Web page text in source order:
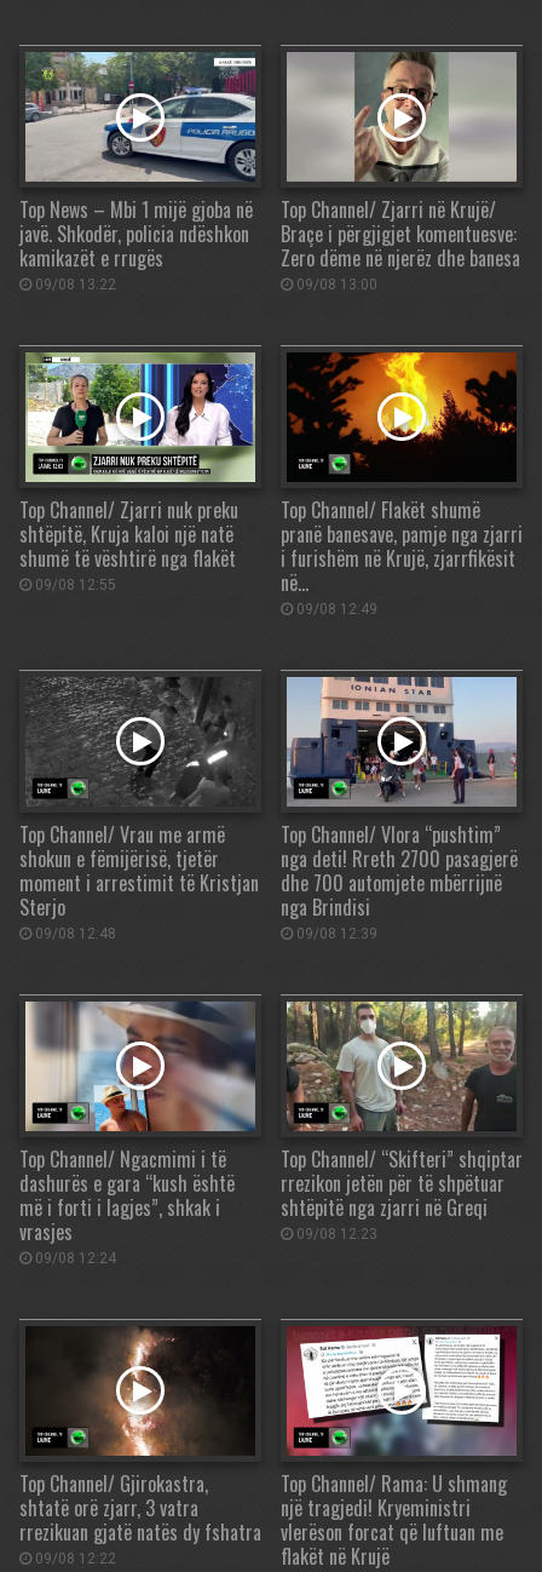
Top News – Mbi 1 mijë gjoba në
javë. Shkodër, policia ndëshkon
kamikazët e rrugës
09/08 13:22
Top Channel/ Zjarri në Krujë/
Braçe i përgjigjet komentuesve:
Zero dëme në njerëz dhe banesa
09/08 13:00
Top Channel/ Zjarri nuk preku
shtëpitë, Kruja kaloi një natë
shumë të vështirë nga flakët
09/08 12:55
Top Channel/ Flakët shumë
pranë banesave, pamje nga zjarri
i furishëm në Krujë, zjarrfikësit
në…
09/08 12:49
Top Channel/ Vrau me armë
shokun e fëmijërisë, tjetër
moment i arrestimit të Kristjan
Sterjo
09/08 12:48
Top Channel/ Vlora “pushtim”
nga deti! Rreth 2700 pasagjerë
dhe 700 automjete mbërrijnë
nga Brindisi
09/08 12:39
Top Channel/ Ngacmimi i të
dashurës e gara “kush është
më i forti i lagjes”, shkak i
vrasjes
09/08 12:24
Top Channel/ “Skifteri” shqiptar
rrezikon jetën për të shpëtuar
shtëpitë nga zjarri në Greqi
09/08 12:23
Top Channel/ Gjirokastra,
shtatë orë zjarr, 3 vatra
rrezikuan gjatë natës dy fshatra
09/08 12:22
Top Channel/ Rama: U shmang
një tragjedi! Kryeministri
vlerëson forcat që luftuan me
flakët në Krujë